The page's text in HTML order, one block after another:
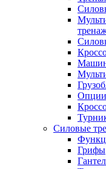
Опции
Силовые
Грифы